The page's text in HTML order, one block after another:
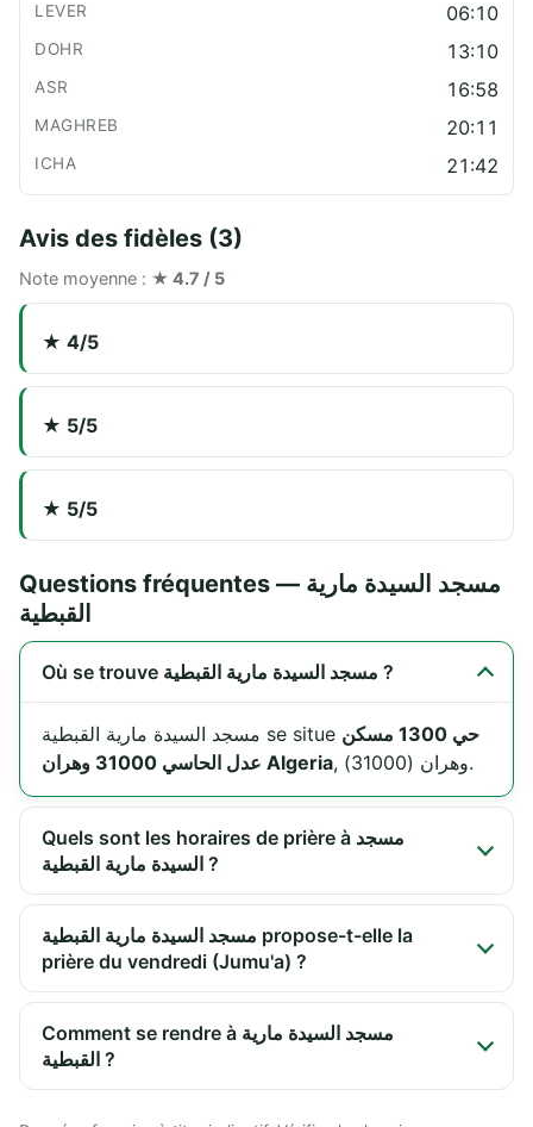
06:10
13:10
16:58
20:11
21:42
Avis des fidèles (3)
Note moyenne : ★ 4.7 / 5
★ 4/5
★ 5/5
★ 5/5
Questions fréquentes — مسجد السيدة مارية
القبطية
Où se trouve مسجد السيدة مارية القبطية ?
مسجد السيدة مارية القبطية se situe حي 1300 مسكن
عدل الحاسي 31000 وهران Algeria
, وهران (31000).
Quels sont les horaires de prière à مسجد
السيدة مارية القبطية ?
مسجد السيدة مارية القبطية propose-t-elle la
prière du vendredi (Jumu'a) ?
Comment se rendre à مسجد السيدة مارية
القبطية ?